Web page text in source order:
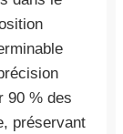
90 % des
préservant